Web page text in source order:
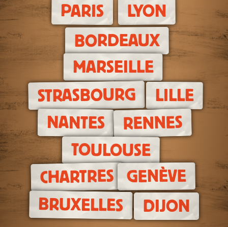
PARIS LYON
BORDEAUX
MARSEILLE
STRASBOURG LILLE
NANTES RENNES
TOULOUSE
CHARTRES GENÈVE
BRUXELLES DIJON